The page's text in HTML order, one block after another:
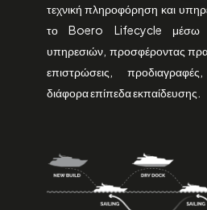
τεχνική πληροφόρηση και
το Boero Lifecycle μέσω
υπηρεσιών, προσφέροντας
επιστρώσεις,
διάφορα επίπεδα εκπαίδευσης.